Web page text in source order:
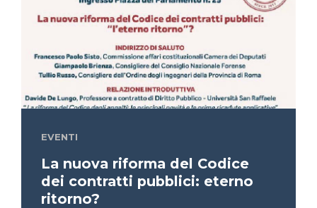
EVENTI
La nuova riforma del Codice
dei contratti pubblici: eterno
ritorno?